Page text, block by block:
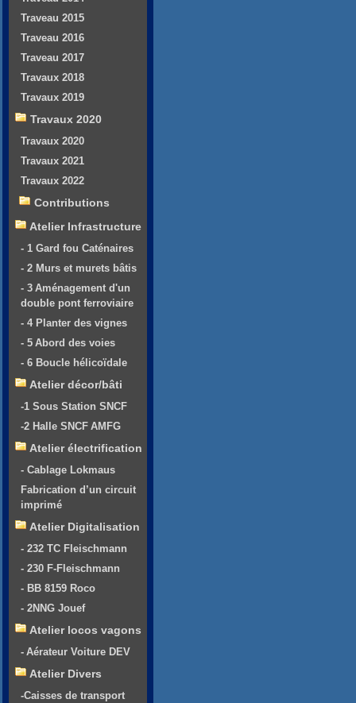
Traveau 2015
Traveau 2016
Traveau 2017
Travaux 2018
Travaux 2019
Travaux 2020
Travaux 2020
Travaux 2021
Travaux 2022
Contributions
Atelier Infrastructure
- 1 Gard fou Caténaires
- 2 Murs et murets bâtis
- 3 Aménagement d'un
double pont ferroviaire
- 4 Planter des vignes
- 5 Abord des voies
- 6 Boucle hélicoïdale
Atelier décor/bâti
-1 Sous Station SNCF
-2 Halle SNCF AMFG
Atelier électrification
- Cablage Lokmaus
Fabrication d’un circuit
imprimé
Atelier Digitalisation
- 232 TC Fleischmann
- 230 F-Fleischmann
- BB 8159 Roco
- 2NNG Jouef
Atelier locos vagons
- Aérateur Voiture DEV
Atelier Divers
-Caisses de transport